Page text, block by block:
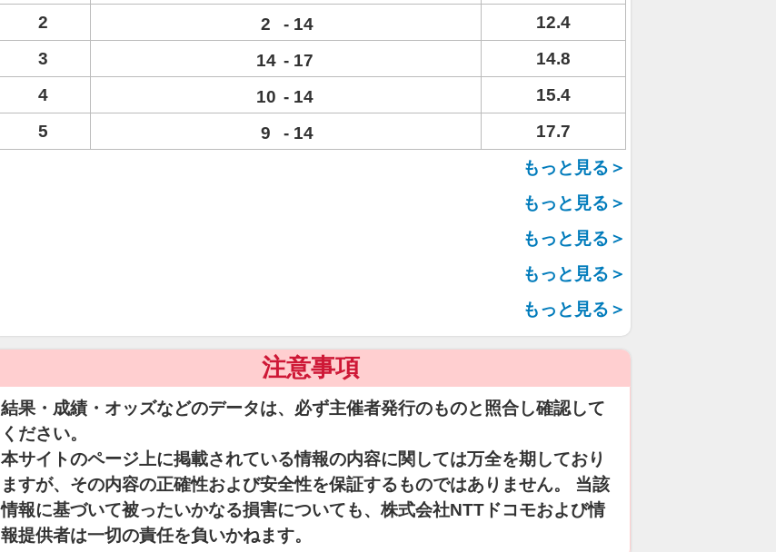
2
2 - 14
12.4
3
14 - 17
14.8
4
10 - 14
15.4
5
9 - 14
17.7
もっと見る＞
もっと見る＞
もっと見る＞
もっと見る＞
もっと見る＞
注意事項
結果・成績・オッズなどのデータは、必ず主催者発行のものと照合し確認して
ください。
本サイトのページ上に掲載されている情報の内容に関しては万全を期しており
ますが、その内容の正確性および安全性を保証するものではありません。 当該
情報に基づいて被ったいかなる損害についても、株式会社NTTドコモおよび情
報提供者は一切の責任を負いかねます。